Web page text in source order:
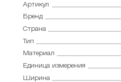
Артикул
Бренд
Страна
Тип
Материал
Единица измерения
Ширина